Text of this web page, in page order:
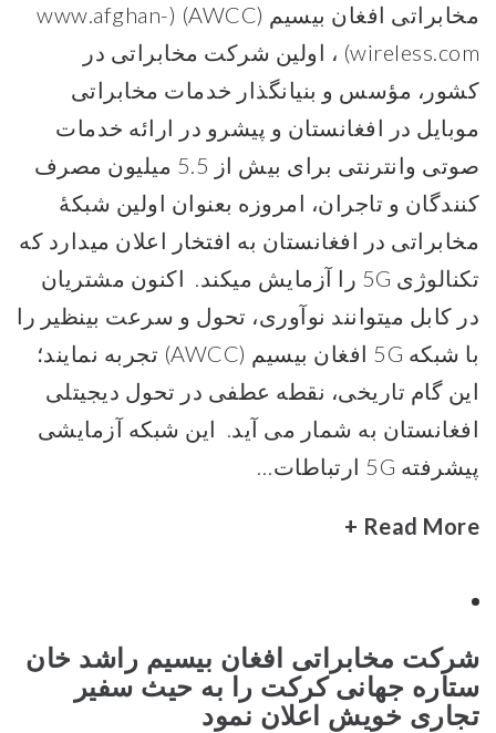
مخابراتی افغان بیسیم (AWCC) (www.afghan-
wireless.com) ، اولین شرکت مخابراتی در
کشور، مؤسس و بنیانگذار خدمات مخابراتی
موبایل در افغانستان و پیشرو در ارائه خدمات
صوتی وانترنتی برای بیش از 5.5 میلیون مصرف
کنندگان و تاجران، امروزه بعنوان اولین شبکهٔ
مخابراتی در افغانستان به افتخار اعلان میدارد که
تکنالوژی 5G را آزمایش میکند. اکنون مشتریان
در کابل میتوانند نوآوری، تحول و سرعت بینظیر را
با شبکه 5G افغان بیسیم (AWCC) تجربه نمایند؛
این گام تاریخی، نقطه عطفی در تحول دیجیتلی
افغانستان به شمار می آید. این شبکه آزمایشی
پیشرفته 5G ارتباطات…
Read More +
شرکت مخابراتی افغان بیسیم راشد خان
ستاره جهانی کرکت را به حیث سفیر
تجاری خویش اعلان نمود